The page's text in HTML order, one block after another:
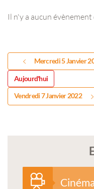
Il n'y a aucun
Mercredi 5 Janvier
Aujourd'hui
Vendredi 7 Janvier 2022